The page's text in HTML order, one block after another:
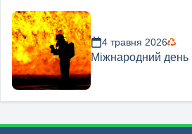
4 травня 2026
Міжнародний